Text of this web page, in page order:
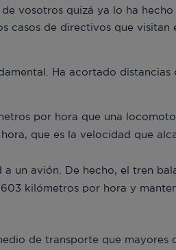
vosotros quizá ya lo ha
casos de directivos que
Ha acortado
por hora que una
que es la velocidad que
a un avión. De hecho, el tren
kilómetros por hora y
de transporte que mayores